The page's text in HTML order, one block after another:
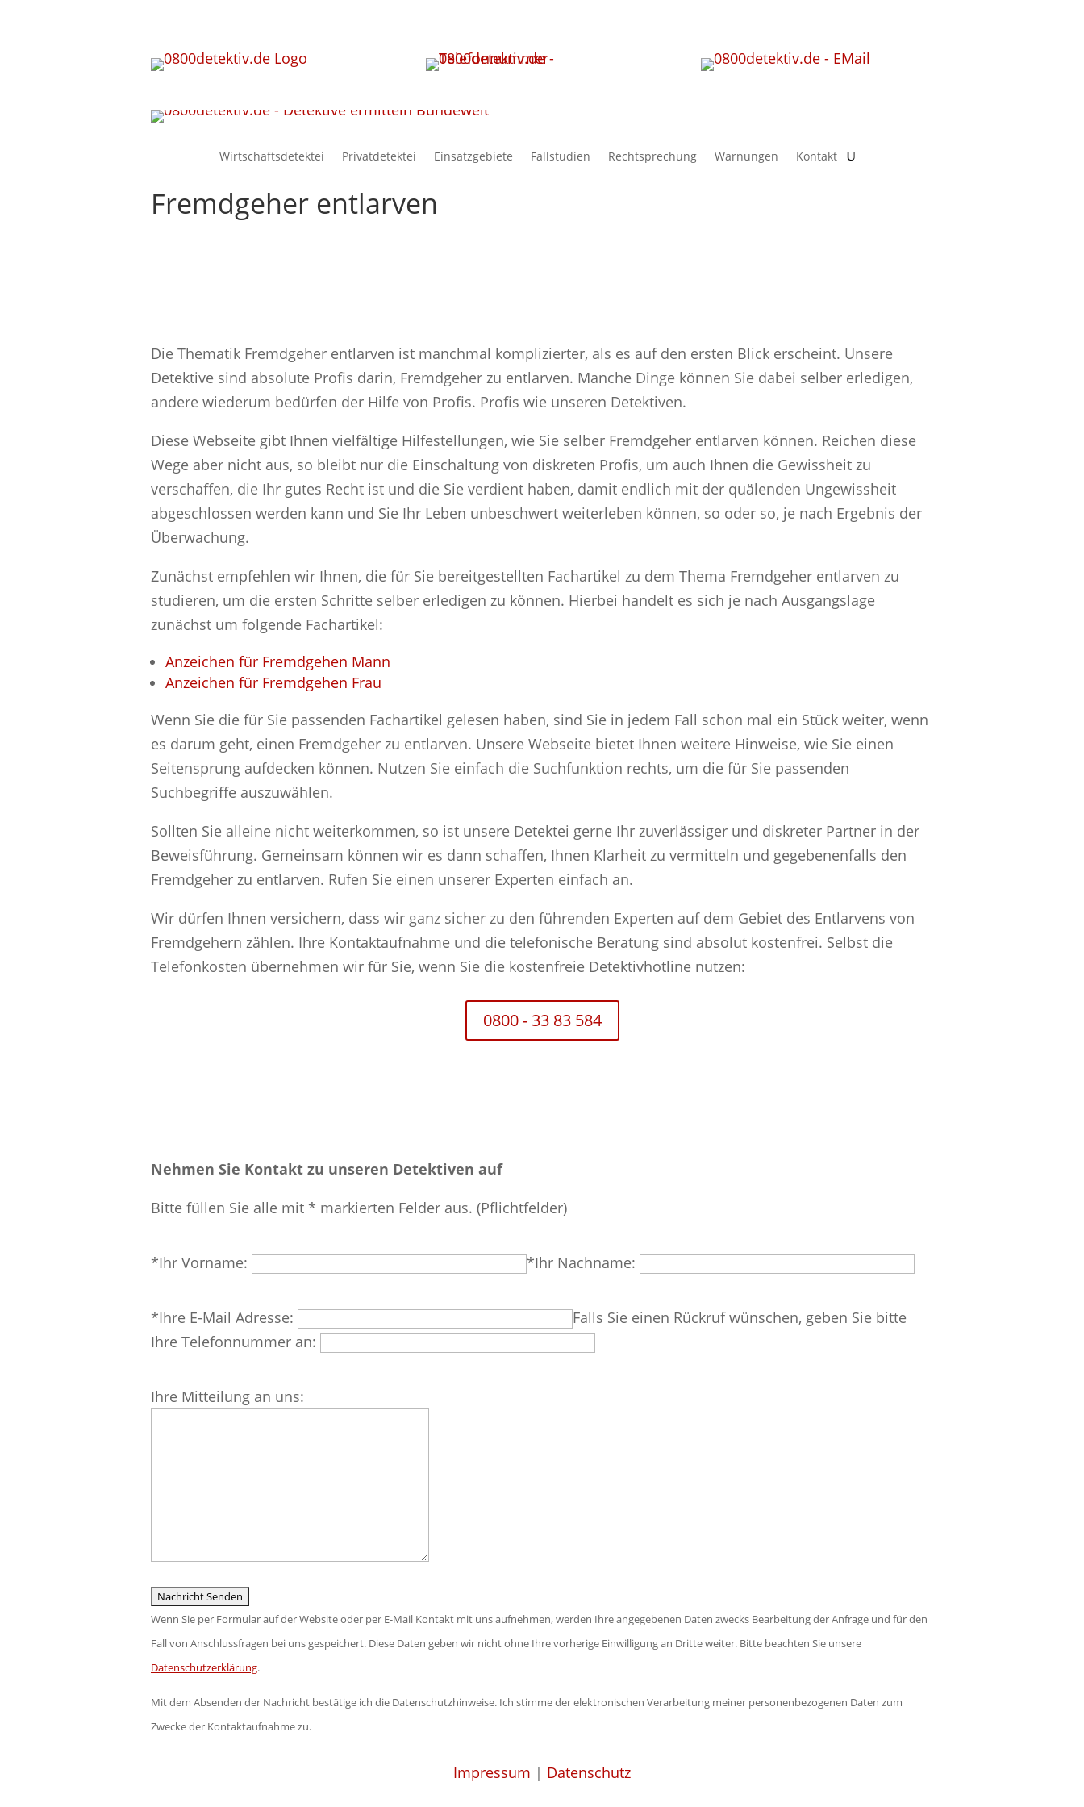
Wirtschaftsdetektei Privatdetektei Einsatzgebiete Fallstudien Rechtsprechung Warnungen Kontakt
Fremdgeher entlarven
Die Thematik Fremdgeher entlarven ist manchmal komplizierter, als es auf den ersten Blick erscheint. Unsere
Detektive sind absolute Profis darin, Fremdgeher zu entlarven. Manche Dinge können Sie dabei selber erledigen,
andere wiederum bedürfen der Hilfe von Profis. Profis wie unseren Detektiven.
Diese Webseite gibt Ihnen vielfältige Hilfestellungen, wie Sie selber Fremdgeher entlarven können. Reichen diese
Wege aber nicht aus, so bleibt nur die Einschaltung von diskreten Profis, um auch Ihnen die Gewissheit zu
verschaffen, die Ihr gutes Recht ist und die Sie verdient haben, damit endlich mit der quälenden Ungewissheit
abgeschlossen werden kann und Sie Ihr Leben unbeschwert weiterleben können, so oder so, je nach Ergebnis der
Überwachung.
Zunächst empfehlen wir Ihnen, die für Sie bereitgestellten Fachartikel zu dem Thema Fremdgeher entlarven zu
studieren, um die ersten Schritte selber erledigen zu können. Hierbei handelt es sich je nach Ausgangslage
zunächst um folgende Fachartikel:
Anzeichen für Fremdgehen Mann
Anzeichen für Fremdgehen Frau
Wenn Sie die für Sie passenden Fachartikel gelesen haben, sind Sie in jedem Fall schon mal ein Stück weiter, wenn
es darum geht, einen Fremdgeher zu entlarven. Unsere Webseite bietet Ihnen weitere Hinweise, wie Sie einen
Seitensprung aufdecken können. Nutzen Sie einfach die Suchfunktion rechts, um die für Sie passenden
Suchbegriffe auszuwählen.
Sollten Sie alleine nicht weiterkommen, so ist unsere Detektei gerne Ihr zuverlässiger und diskreter Partner in der
Beweisführung. Gemeinsam können wir es dann schaffen, Ihnen Klarheit zu vermitteln und gegebenenfalls den
Fremdgeher zu entlarven. Rufen Sie einen unserer Experten einfach an.
Wir dürfen Ihnen versichern, dass wir ganz sicher zu den führenden Experten auf dem Gebiet des Entlarvens von
Fremdgehern zählen. Ihre Kontaktaufnahme und die telefonische Beratung sind absolut kostenfrei. Selbst die
Telefonkosten übernehmen wir für Sie, wenn Sie die kostenfreie Detektivhotline nutzen:
0800 - 33 83 584
Nehmen Sie Kontakt zu unseren Detektiven auf
Bitte füllen Sie alle mit * markierten Felder aus. (Pflichtfelder)
lasse
Feld
leer.
*Ihr Vorname: *Ihr Nachname:
lasse
dieses
leer.
*Ihre E-Mail Adresse:
Falls Sie einen Rückruf wünschen, geben Sie bitte
Ihre Telefonnummer an:
lasse
Ihre Mitteilung an uns:
Wenn Sie per Formular auf der Website oder per E-Mail Kontakt mit uns aufnehmen, werden Ihre angegebenen Daten zwecks Bearbeitung der Anfrage und für den
Fall von Anschlussfragen bei uns gespeichert. Diese Daten geben wir nicht ohne Ihre vorherige Einwilligung an Dritte weiter. Bitte beachten Sie unsere
Datenschutzerklärung.
Mit dem Absenden der Nachricht bestätige ich die Datenschutzhinweise. Ich stimme der elektronischen Verarbeitung meiner personenbezogenen Daten zum
Zwecke der Kontaktaufnahme zu.
Impressum | Datenschutz